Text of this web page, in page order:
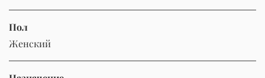
Пол
Женский